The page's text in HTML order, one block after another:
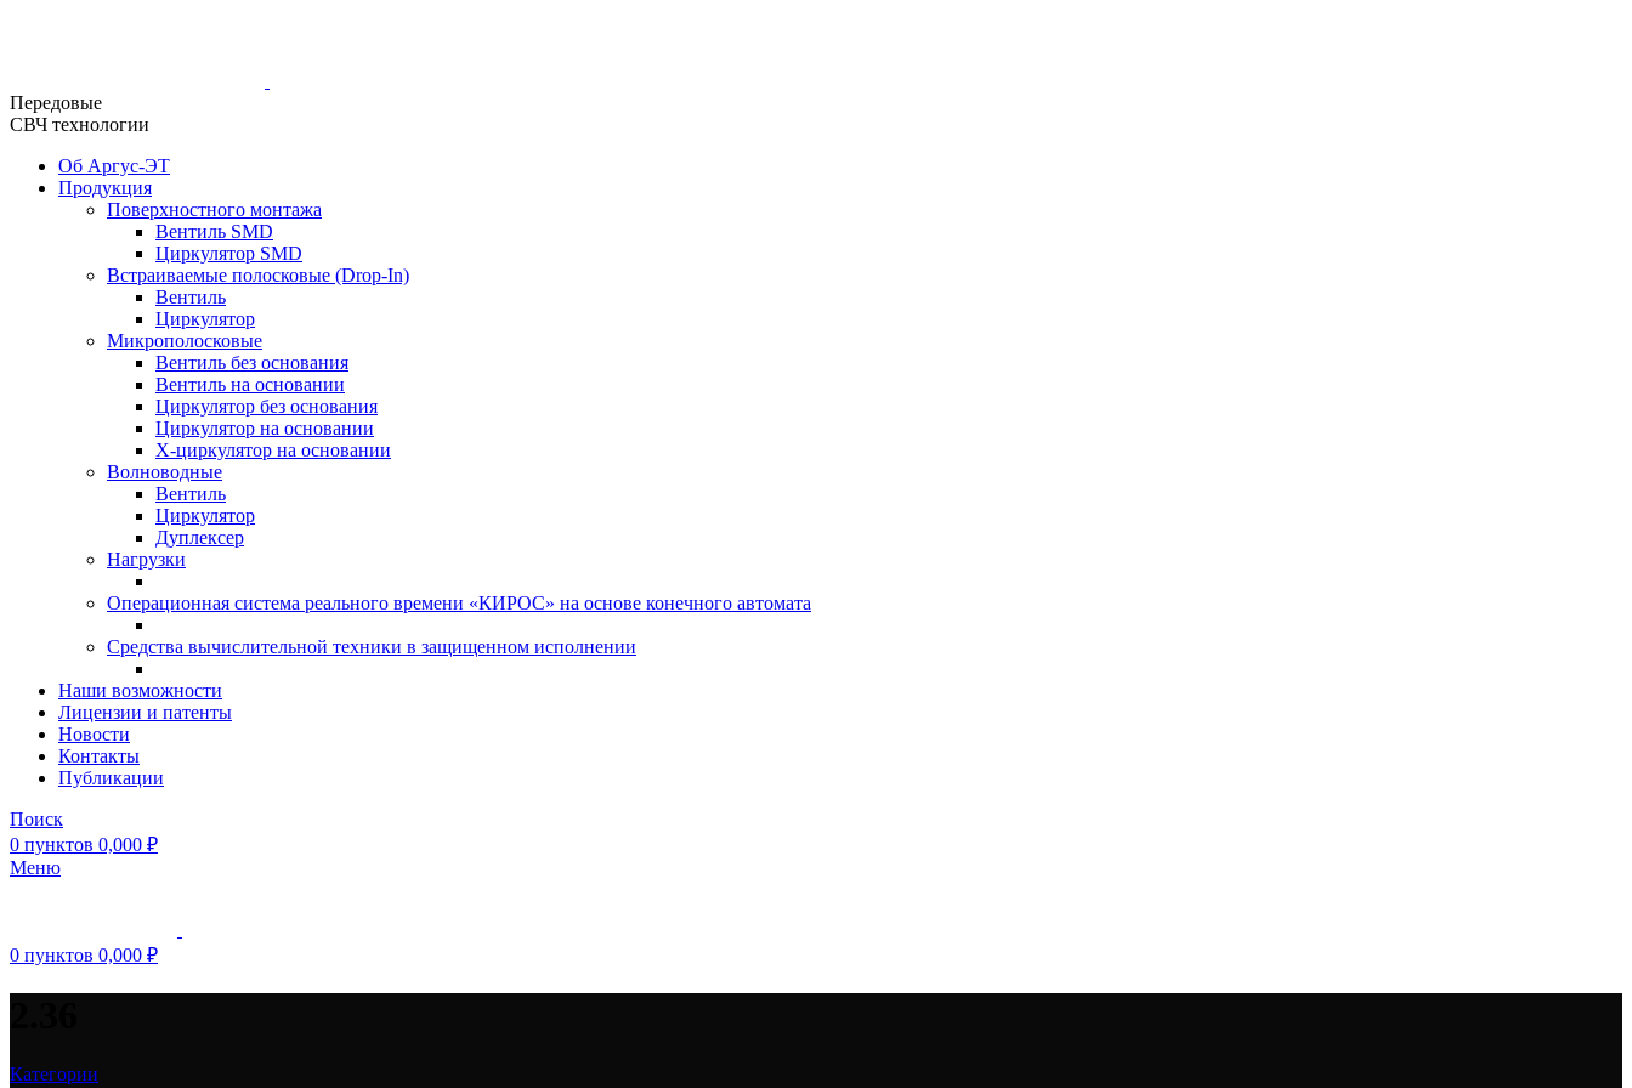
Передовые
СВЧ технологии
Об Аргус-ЭТ
Продукция
Поверхностного монтажа
Вентиль SMD
Циркулятор SMD
Встраиваемые полосковые (Drop-In)
Вентиль
Циркулятор
Микрополосковые
Вентиль без основания
Вентиль на основании
Циркулятор без основания
Циркулятор на основании
Х-циркулятор на основании
Волноводные
Вентиль
Циркулятор
Дуплексер
Нагрузки
Операционная система реального времени «КИРОС» на основе конечного автомата
Средства вычислительной техники в защищенном исполнении
Наши возможности
Лицензии и патенты
Новости
Контакты
Публикации
Поиск
0 пунктов 0,000 ₽
Меню
0 пунктов 0,000 ₽
Категории